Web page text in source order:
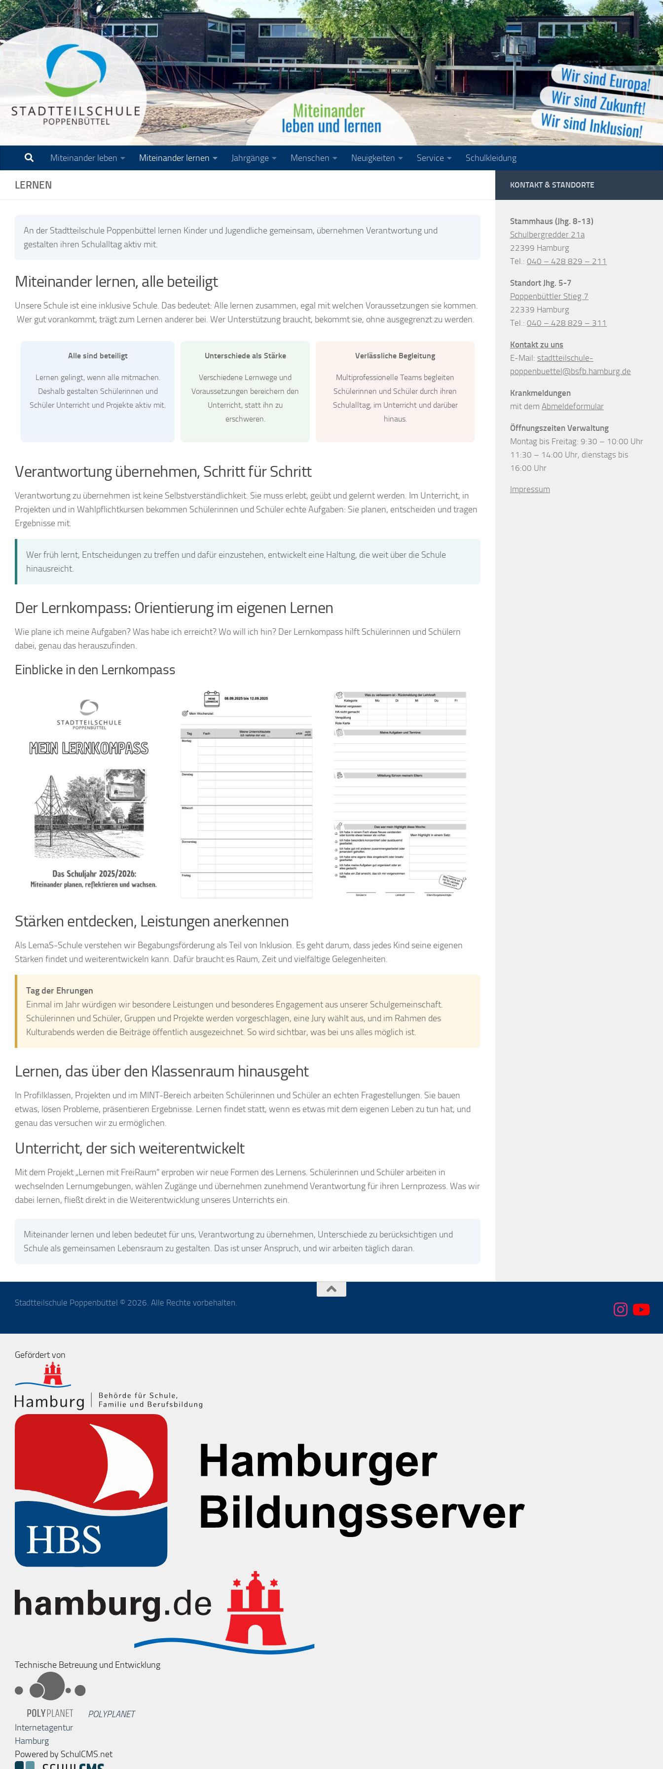
Zum Inhalt springen
Miteinander leben Miteinander lernen Jahrgänge Menschen Neuigkeiten Service Schulkleidung
LERNEN
An der Stadtteilschule Poppenbüttel lernen Kinder und Jugendliche gemeinsam, übernehmen Verantwortung und
gestalten ihren Schulalltag aktiv mit.
Miteinander lernen, alle beteiligt
Unsere Schule ist eine inklusive Schule. Das bedeutet: Alle lernen zusammen, egal mit welchen Voraussetzungen sie kommen.
Wer gut vorankommt, trägt zum Lernen anderer bei. Wer Unterstützung braucht, bekommt sie, ohne ausgegrenzt zu werden.
Alle sind beteiligt
Lernen gelingt, wenn alle mitmachen.
Deshalb gestalten Schülerinnen und
Schüler Unterricht und Projekte aktiv mit.
Unterschiede als Stärke
Verschiedene Lernwege und
Voraussetzungen bereichern den
Unterricht, statt ihn zu
erschweren.
Verlässliche Begleitung
Multiprofessionelle Teams begleiten
Schülerinnen und Schüler durch ihren
Schulalltag, im Unterricht und darüber
hinaus.
Verantwortung übernehmen, Schritt für Schritt
Verantwortung zu übernehmen ist keine Selbstverständlichkeit. Sie muss erlebt, geübt und gelernt werden. Im Unterricht, in
Projekten und in Wahlpflichtkursen bekommen Schülerinnen und Schüler echte Aufgaben: Sie planen, entscheiden und tragen
Ergebnisse mit.
Wer früh lernt, Entscheidungen zu treffen und dafür einzustehen, entwickelt eine Haltung, die weit über die Schule
hinausreicht.
Der Lernkompass: Orientierung im eigenen Lernen
Wie plane ich meine Aufgaben? Was habe ich erreicht? Wo will ich hin? Der Lernkompass hilft Schülerinnen und Schülern
dabei, genau das herauszufinden.
Einblicke in den Lernkompass
Stärken entdecken, Leistungen anerkennen
Als LemaS-Schule verstehen wir Begabungsförderung als Teil von Inklusion. Es geht darum, dass jedes Kind seine eigenen
Stärken findet und weiterentwickeln kann. Dafür braucht es Raum, Zeit und vielfältige Gelegenheiten.
Tag der Ehrungen
Einmal im Jahr würdigen wir besondere Leistungen und besonderes Engagement aus unserer Schulgemeinschaft.
Schülerinnen und Schüler, Gruppen und Projekte werden vorgeschlagen, eine Jury wählt aus, und im Rahmen des
Kulturabends werden die Beiträge öffentlich ausgezeichnet. So wird sichtbar, was bei uns alles möglich ist.
Lernen, das über den Klassenraum hinausgeht
In Profilklassen, Projekten und im MINT-Bereich arbeiten Schülerinnen und Schüler an echten Fragestellungen. Sie bauen
etwas, lösen Probleme, präsentieren Ergebnisse. Lernen findet statt, wenn es etwas mit dem eigenen Leben zu tun hat, und
genau das versuchen wir zu ermöglichen.
Unterricht, der sich weiterentwickelt
Mit dem Projekt „Lernen mit FreiRaum“ erproben wir neue Formen des Lernens. Schülerinnen und Schüler arbeiten in
wechselnden Lernumgebungen, wählen Zugänge und übernehmen zunehmend Verantwortung für ihren Lernprozess. Was wir
dabei lernen, fließt direkt in die Weiterentwicklung unseres Unterrichts ein.
Miteinander lernen und leben bedeutet für uns, Verantwortung zu übernehmen, Unterschiede zu berücksichtigen und
Schule als gemeinsamen Lebensraum zu gestalten. Das ist unser Anspruch, und wir arbeiten täglich daran.
KONTAKT & STANDORTE
Stammhaus (Jhg. 8-13)
Schulbergredder 21a
22399 Hamburg
Tel.: 040 – 428 829 – 211
Standort Jhg. 5-7
Poppenbüttler Stieg 7
22339 Hamburg
Tel.: 040 – 428 829 – 311
Kontakt zu uns
E-Mail: stadtteilschule-
poppenbuettel@bsfb.hamburg.de
Krankmeldungen
mit dem Abmeldeformular
Öffnungszeiten Verwaltung
Montag bis Freitag: 9:30 – 10:00 Uhr
11:30 – 14:00 Uhr, dienstags bis
16:00 Uhr
Impressum
Stadtteilschule Poppenbüttel © 2026. Alle Rechte vorbehalten.
Gefördert von
Technische Betreuung und Entwicklung
POLYPLANET
Internetagentur
Hamburg
Powered by SchulCMS.net